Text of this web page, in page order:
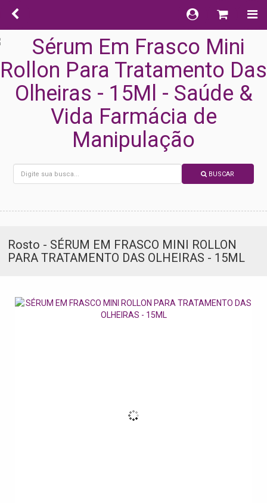
BUSCAR
Rosto - SÉRUM EM FRASCO MINI ROLLON
PARA TRATAMENTO DAS OLHEIRAS - 15ML